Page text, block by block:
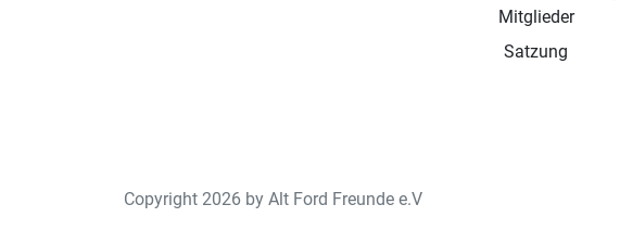
Mitglieder
Satzung
Copyright 2026 by Alt Ford Freunde e.V